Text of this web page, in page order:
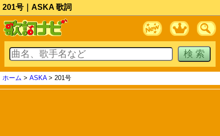
201号｜ASKA 歌詞
ホーム > ASKA> 201号